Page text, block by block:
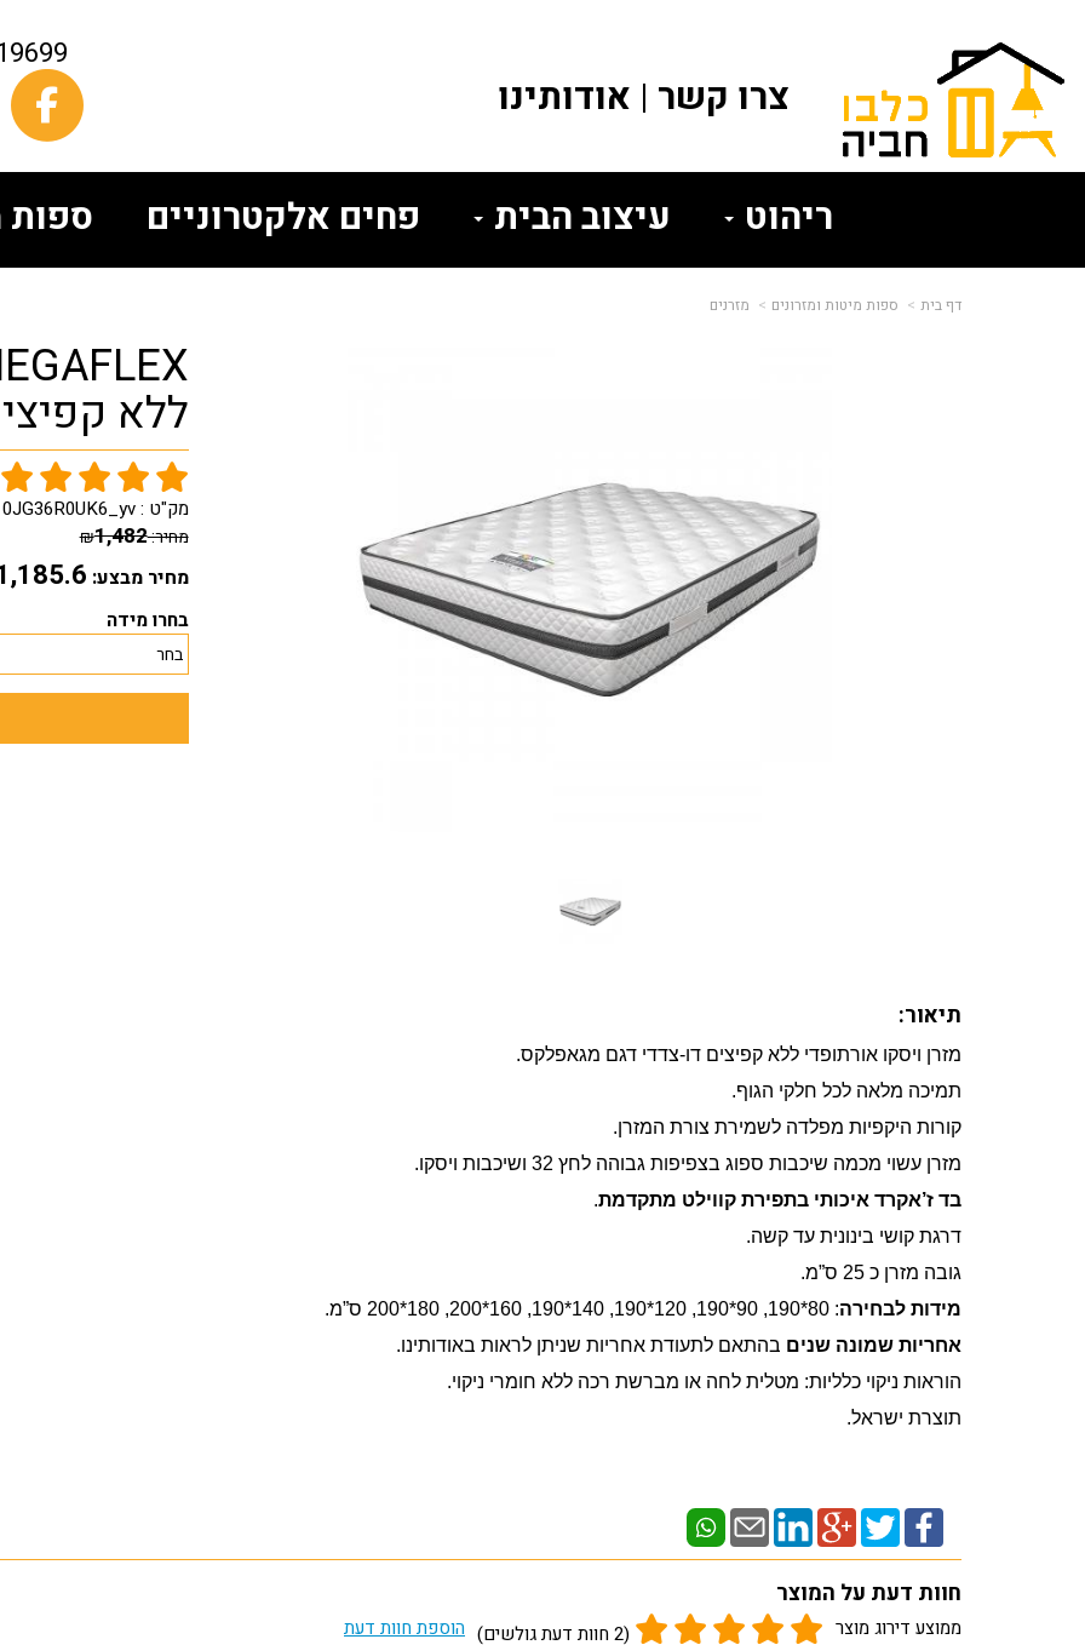
צרו קשר אודותינו
ריהוט עיצוב הבית פחים אלקטרוניים ספות
דף בית ספות מיטות ומזרונים מזרנים
ללא
מק"ט :0JG36R0UK6_yv
מחיר: ₪1,482
מחיר מבצע:
בחרו מידה
תיאור:
מזרן ויסקו אורתופדי ללא קפיצים דו-צדדי דגם מגאפלקס.
תמיכה מלאה לכל חלקי הגוף.
קורות היקפיות מפלדה לשמירת צורת המזרן.
מזרן עשוי מכמה שיכבות ספוג בצפיפות גבוהה לחץ 32 ושיכבות ויסקו.
בד ז’אקרד איכותי בתפירת קווילט מתקדמת.
דרגת קושי בינונית עד קשה.
גובה מזרן כ 25 ס”מ.
מידות לבחירה: 80*190, 90*190, 120*190, 140*190, 160*200, 180*200 ס”מ.
אחריות שמונה שנים בהתאם לתעודת אחריות שניתן לראות באודותינו.
הוראות ניקוי כלליות: מטלית לחה או מברשת רכה ללא חומרי ניקוי.
תוצרת ישראל.
חוות דעת על המוצר
ממוצע דירוג מוצר (2 חוות דעת גולשים) הוספת חוות דעת